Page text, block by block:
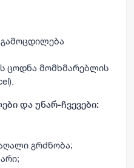
გამოცდილება
ცოდნა მომხმარებლის
და უნარ-ჩვევები:
გრძნობა;